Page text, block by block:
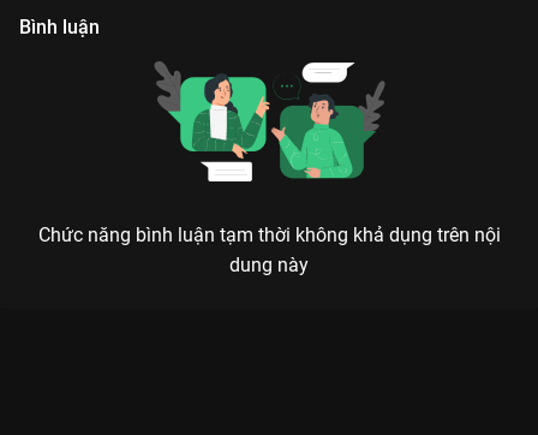
Bình luận
Chức năng bình luận tạm thời không khả dụng trên nội
dung này